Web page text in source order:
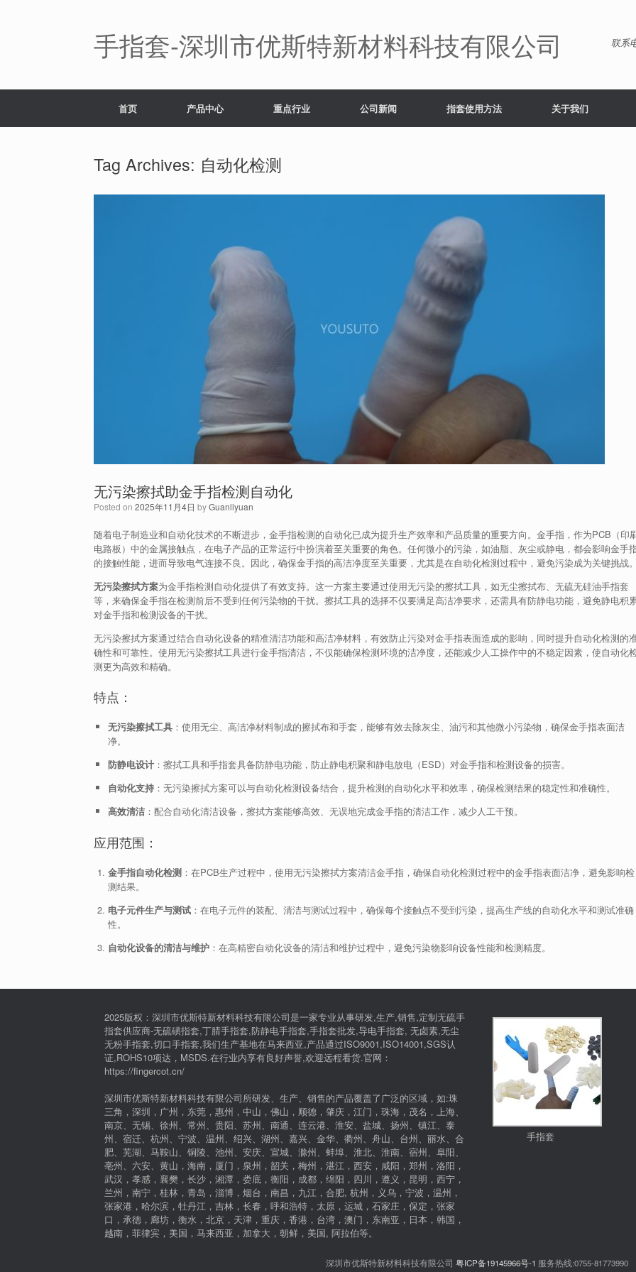
手指套-深圳市优斯特新材料科技有限公司 联系
首页 产品中心 重点行业 公司新闻 指套使用方法 关于我们
Tag Archives: 自动化检测
无污染擦拭助金手指检测自动化
Posted on 2025年11月4日 byGuanliyuan
随着电子制造业和自动化技术的不断进步，金手指检测的自动化已成为提升生产效率和产品质量的重要方向。金手指，作为PCB（印
电路板）中的金属接触点，在电子产品的正常运行中扮演着至关重要的角色。任何微小的污染，如油脂、灰尘或静电，都会影响金手
的接触性能，进而导致电气连接不良。因此，确保金手指的高洁净度至关重要，尤其是在自动化检测过程中，避免污染成为关键挑战
无污染擦拭方案为金手指检测自动化提供了有效支持。这一方案主要通过使用无污染的擦拭工具，如无尘擦拭布、无硫无硅油手指套
等，来确保金手指在检测前后不受到任何污染物的干扰。擦拭工具的选择不仅要满足高洁净要求，还需具有防静电功能，避免静电积
对金手指和检测设备的干扰。
无污染擦拭方案通过结合自动化设备的精准清洁功能和高洁净材料，有效防止污染对金手指表面造成的影响，同时提升自动化检测的
确性和可靠性。使用无污染擦拭工具进行金手指清洁，不仅能确保检测环境的洁净度，还能减少人工操作中的不稳定因素，使自动化
测更为高效和精确。
特点：
无污染擦拭工具：使用无尘、高洁净材料制成的擦拭布和手套，能够有效去除灰尘、油污和其他微小污染物，确保金手指表面洁
净。
防静电设计：擦拭工具和手指套具备防静电功能，防止静电积聚和静电放电（ESD）对金手指和检测设备的损害。
自动化支持：无污染擦拭方案可以与自动化检测设备结合，提升检测的自动化水平和效率，确保检测结果的稳定性和准确性。
高效清洁：配合自动化清洁设备，擦拭方案能够高效、无误地完成金手指的清洁工作，减少人工干预。
应用范围：
金手指自动化检测：在PCB生产过程中，使用无污染擦拭方案清洁金手指，确保自动化检测过程中的金手指表面洁净，避免影响检
测结果。
电子元件生产与测试：在电子元件的装配、清洁与测试过程中，确保每个接触点不受到污染，提高生产线的自动化水平和测试准确
性。
自动化设备的清洁与维护：在高精密自动化设备的清洁和维护过程中，避免污染物影响设备性能和检测精度。
2025版权：深圳市优斯特新材料科技有限公司是一家专业从事研发,生产,销售,定制无硫手
指套供应商-无硫磺指套,丁腈手指套,防静电手指套,手指套批发,导电手指套, 无卤素,无尘
无粉手指套,切口手指套,我们生产基地在马来西亚,产品通过ISO9001,ISO14001,SGS认
证,ROHS10项达，MSDS.在行业内享有良好声誉,欢迎远程看货.官网：
https://fingercot.cn/
深圳市优斯特新材料科技有限公司所研发、生产、销售的产品覆盖了广泛的区域，如:珠
三角，深圳，广州，东莞，惠州，中山，佛山，顺德，肇庆，江门，珠海，茂名，上海、
南京、无锡、徐州、常州、贵阳、苏州、南通、连云港、淮安、盐城、扬州、镇江、泰
州、宿迁、杭州、宁波、温州、绍兴、湖州、嘉兴、金华、衢州、舟山、台州、丽水、合
肥、芜湖、马鞍山、铜陵、池州、安庆、宣城、滁州、蚌埠、淮北、淮南、宿州、阜阳、
亳州、六安、黄山，海南，厦门，泉州，韶关，梅州，湛江，西安，咸阳，郑州，洛阳，
武汉，孝感，襄樊，长沙，湘潭，娄底，衡阳，成都，绵阳，四川，遵义，昆明，西宁，
兰州，南宁，桂林，青岛，淄博，烟台，南昌，九江，合肥, 杭州，义乌，宁波，温州，
张家港，哈尔滨，牡丹江，吉林，长春，呼和浩特，太原，运城，石家庄，保定，张家
口，承德，廊坊，衡水，北京，天津，重庆，香港，台湾，澳门，东南亚，日本，韩国，
越南，菲律宾，美国，马来西亚，加拿大，朝鲜，美国, 阿拉伯等。
手指套
深圳市优斯特新材料科技有限公司 粤ICP备19145966号-1 服务热线:0755-81773990